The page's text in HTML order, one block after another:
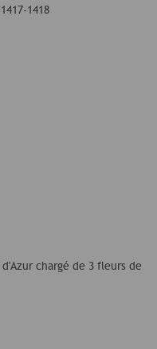
1418
chargé de 3 fleurs de